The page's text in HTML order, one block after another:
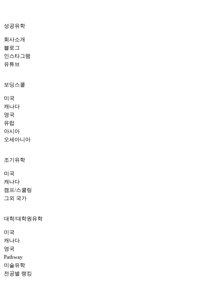
성공유학
회사소개
블로그
인스타그램
유튜브
보딩스쿨
미국
캐나다
영국
유럽
아시아
오세아니아
조기유학
미국
캐나다
캠프/스쿨링
그외 국가
대학/대학원유학
미국
캐나다
영국
Pathway
미술유학
전공별 랭킹